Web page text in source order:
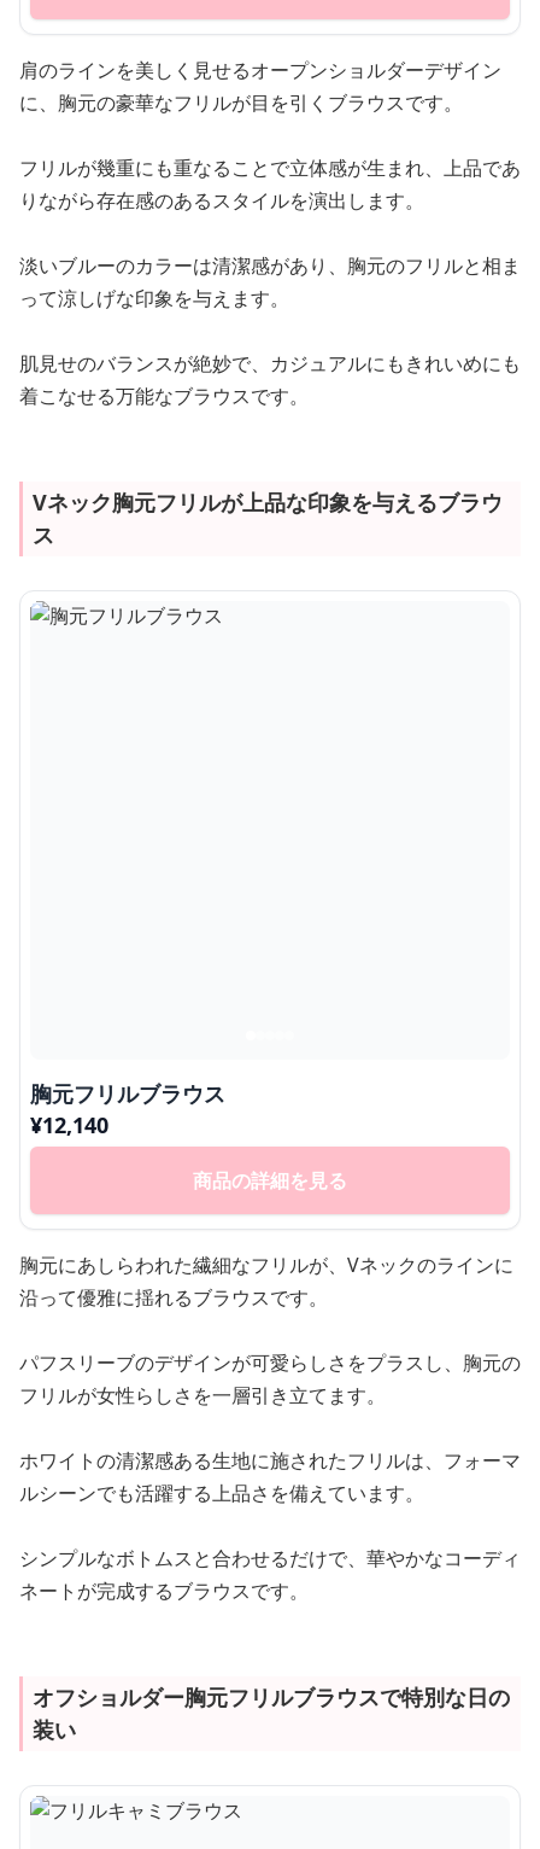
肩のラインを美しく見せるオープンショルダーデザイン
に、胸元の豪華なフリルが目を引くブラウスです。
フリルが幾重にも重なることで立体感が生まれ、上品であ
りながら存在感のあるスタイルを演出します。
淡いブルーのカラーは清潔感があり、胸元のフリルと相ま
って涼しげな印象を与えます。
肌見せのバランスが絶妙で、カジュアルにもきれいめにも
着こなせる万能なブラウスです。
Vネック胸元フリルが上品な印象を与えるブラウ
ス
胸元フリルブラウス
¥12,140
商品の詳細を見る
胸元にあしらわれた繊細なフリルが、Vネックのラインに
沿って優雅に揺れるブラウスです。
パフスリーブのデザインが可愛らしさをプラスし、胸元の
フリルが女性らしさを一層引き立てます。
ホワイトの清潔感ある生地に施されたフリルは、フォーマ
ルシーンでも活躍する上品さを備えています。
シンプルなボトムスと合わせるだけで、華やかなコーディ
ネートが完成するブラウスです。
オフショルダー胸元フリルブラウスで特別な日の
装い